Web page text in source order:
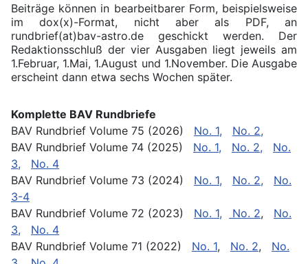
Beiträge können in bearbeitbarer Form, beispielsweise
im dox(x)-Format, nicht aber als PDF, an
rundbrief(at)bav-astro.de geschickt werden. Der
Redaktionsschluß der vier Ausgaben liegt jeweils am
1.Februar, 1.Mai, 1.August und 1.November. Die Ausgabe
erscheint dann etwa sechs Wochen später.
Komplette BAV Rundbriefe
BAV Rundbrief Volume 75 (2026) No. 1,
No. 2,
BAV Rundbrief Volume 74 (2025) No. 1, No. 2,
No.
3,
No. 4
BAV Rundbrief Volume 73 (2024) No. 1, No. 2,
No.
3-4
BAV Rundbrief Volume 72 (2023) No. 1, No. 2, No.
3,
No. 4
BAV Rundbrief Volume 71 (2022) No. 1, No. 2, No.